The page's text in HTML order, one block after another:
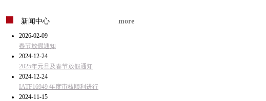
more
新闻中心
2026-02-09
春节放假通知
2024-12-24
2025年元旦及春节放假通知
2024-12-24
IATF16949 年度审核顺利进行
2024-11-15